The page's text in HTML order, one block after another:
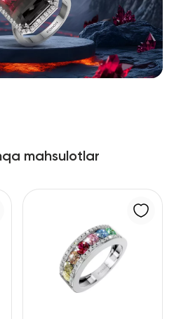
mahsulotlar